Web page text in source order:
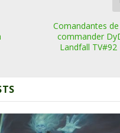
Comandantes
commander
Landfall